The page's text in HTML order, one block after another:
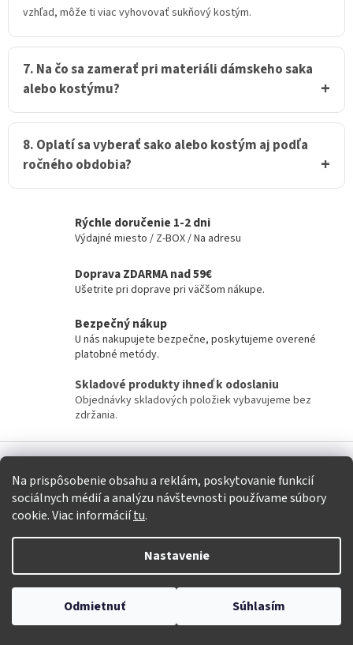
Na prispôsobenie obsahu a reklám, poskytovanie funkcií
sociálnych médií a analýzu návštevnosti používame súbory
cookie. Viac informáciítu.
Nastavenie
Odmietnuť Súhlasím
vzhľad, môže ti viac vyhovovať sukňový kostým.
7. Na čo sa zamerať pri materiáli dámskeho saka
alebo kostýmu?
8. Oplatí sa vyberať sako alebo kostým aj podľa
ročného obdobia?
Rýchle doručenie 1-2 dni
Výdajné miesto / Z-BOX / Na adresu
Doprava ZDARMA nad 59€
Ušetrite pri doprave pri väčšom nákupe.
Bezpečný nákup
U nás nakupujete bezpečne, poskytujeme overené
platobné metódy.
Skladové produkty ihneď k odoslaniu
Objednávky skladových položiek vybavujeme bez
zdržania.
Z
á
Kontakt
obchod@krasnamoda.sk
krasnamoda.sk
insidemarysha
617105028916991